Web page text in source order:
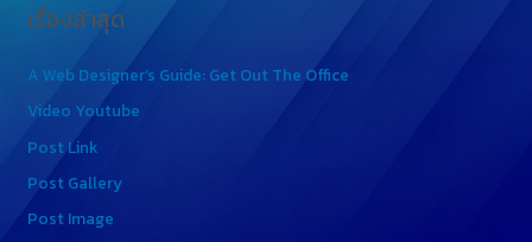
เรื่องล่าสุด
A Web Designer’s Guide: Get Out The Office
Video Youtube
Post Link
Post Gallery
Post Image